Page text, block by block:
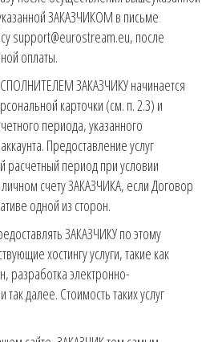
ЗАКАЗЧИКОМ в письме
support@eurostream.eu, после
оплаты.
ЗАКАЗЧИКУ начинается
карточки (см. п. 2.3) и
периода, указанного
Предоставление услуг
расчетный период при условии
счету ЗАКАЗЧИКА, если Договор
одной из сторон.
ЗАКАЗЧИКУ по этому
хостингу услуги, такие как
разработка электронно-
далее. Стоимость таких услуг